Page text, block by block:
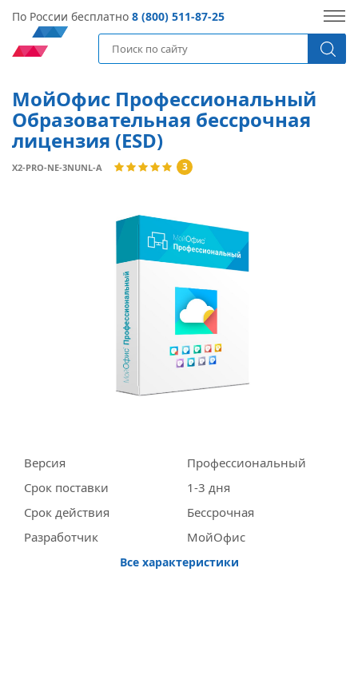
По России бесплатно 8 (800) 511-87-25
МойОфис Профессиональный
Образовательная бессрочная
лицензия (ESD)
X2-PRO-NE-3NUNL-A 3
Версия
Профессиональный
Срок поставки
1-3 дня
Срок действия
Бессрочная
Разработчик
МойОфис
Все характеристики